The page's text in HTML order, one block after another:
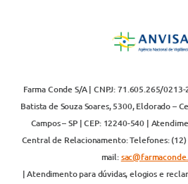
Farma Conde S/A | CNPJ: 71.605.265/
Batista de Souza Soares, 5300, Eldorado –
Campos – SP | CEP: 12240-540 |
Central de Relacionamento: Telefones:
mail:
| Atendimento para dúvidas, elogios e